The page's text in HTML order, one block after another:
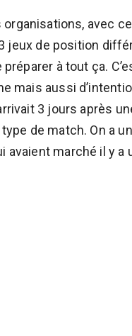
organisations, avec
jeux de position
à tout ça.
mais aussi
3 jours après
de match. On a
avaient marché il y